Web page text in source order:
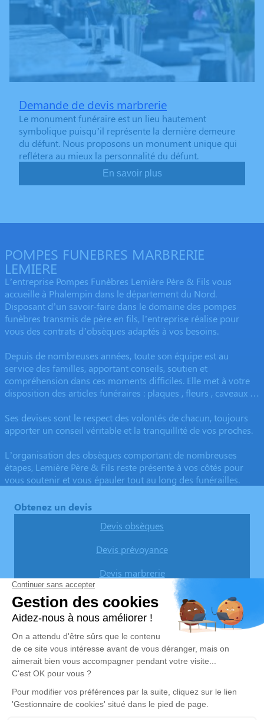
Demande de devis marbrerie
Le monument funéraire est un lieu hautement
symbolique puisqu’il représente la dernière demeure
du défunt. Nous proposons un monument unique qui
reflétera au mieux la personnalité du défunt.
En savoir plus
POMPES FUNEBRES MARBRERIE
LEMIERE
L’entreprise Pompes Funèbres Lemière Père & Fils vous
accueille à Phalempin dans le département du Nord.
Disposant d’un savoir-faire dans le domaine des pompes
funèbres transmis de père en fils, l’entreprise réalise pour
vous des contrats d’obsèques adaptés à vos besoins.
Depuis de nombreuses années, toute son équipe est au
service des familles, apportant conseils, soutien et
compréhension dans ces moments difficiles. Elle met à votre
disposition des articles funéraires : plaques , fleurs , caveaux …
Ses devises sont le respect des volontés de chacun, toujours
apporter un conseil véritable et la tranquillité de vos proches.
L’organisation des obsèques comportant de nombreuses
étapes, Lemière Père & Fils reste présente à vos côtés pour
vous soutenir et vous épauler tout au long des funérailles.
Obtenez un devis
Devis obsèques
Devis prévoyance
Devis marbrerie
Nos agences
Pompes Funèbres Lemière
03 74 11 11 82
pflemiere@orange.fr
26, rue du Maréchal Foch - 59133 - Phalempin
4.7/5 - 34 avis
Pompes Funèbres & Marbrerie LEMIERE - SINGEZ